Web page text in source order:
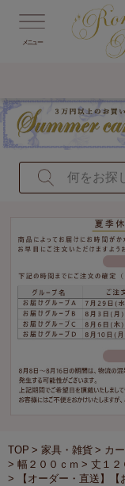
メニュー
TOP 家具・雑貨 カ
幅２００ｃｍ
丈１２
【オーダー・直送】